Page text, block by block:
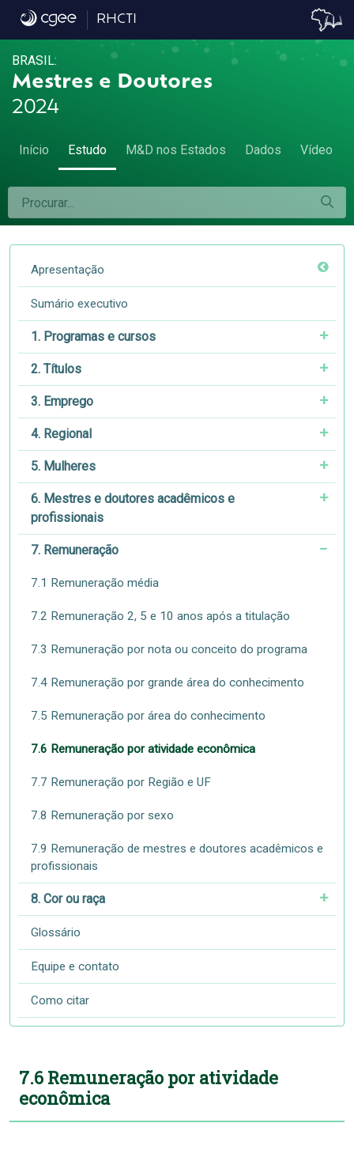
7.6 Remuneração por atividade
RHCTI
BRASIL:
Mestres e Doutores
2024
Início Estudo M&D nos Estados Dados Vídeo
Apresentação
Sumário executivo
1. Programas e cursos
2. Títulos
3. Emprego
4. Regional
5. Mulheres
6. Mestres e doutores acadêmicos e
profissionais
7. Remuneração
7.1 Remuneração média
7.2 Remuneração 2, 5 e 10 anos após a titulação
7.3 Remuneração por nota ou conceito do programa
7.4 Remuneração por grande área do conhecimento
7.5 Remuneração por área do conhecimento
7.6 Remuneração por atividade econômica
7.7 Remuneração por Região e UF
7.8 Remuneração por sexo
7.9 Remuneração de mestres e doutores acadêmicos e
profissionais
8. Cor ou raça
Glossário
Equipe e contato
Como citar
7.6 Remuneração por atividade
econômica